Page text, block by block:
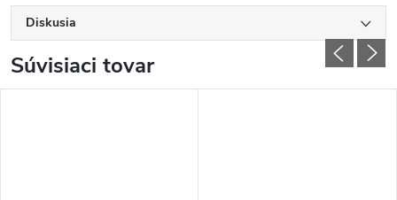
Diskusia
Súvisiaci tovar